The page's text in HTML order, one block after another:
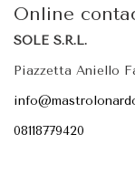
Online
SOLE S.R.L.
Piazzetta Aniello
08118779420